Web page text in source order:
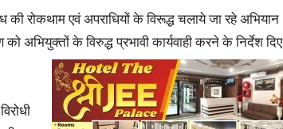
की रोकथाम एवं अपराधियों के विरूद्ध चलाये जा रहे अभियान
अभियुक्तों के विरुद्ध प्रभावीकार्यवाही करने के निर्देश दिए